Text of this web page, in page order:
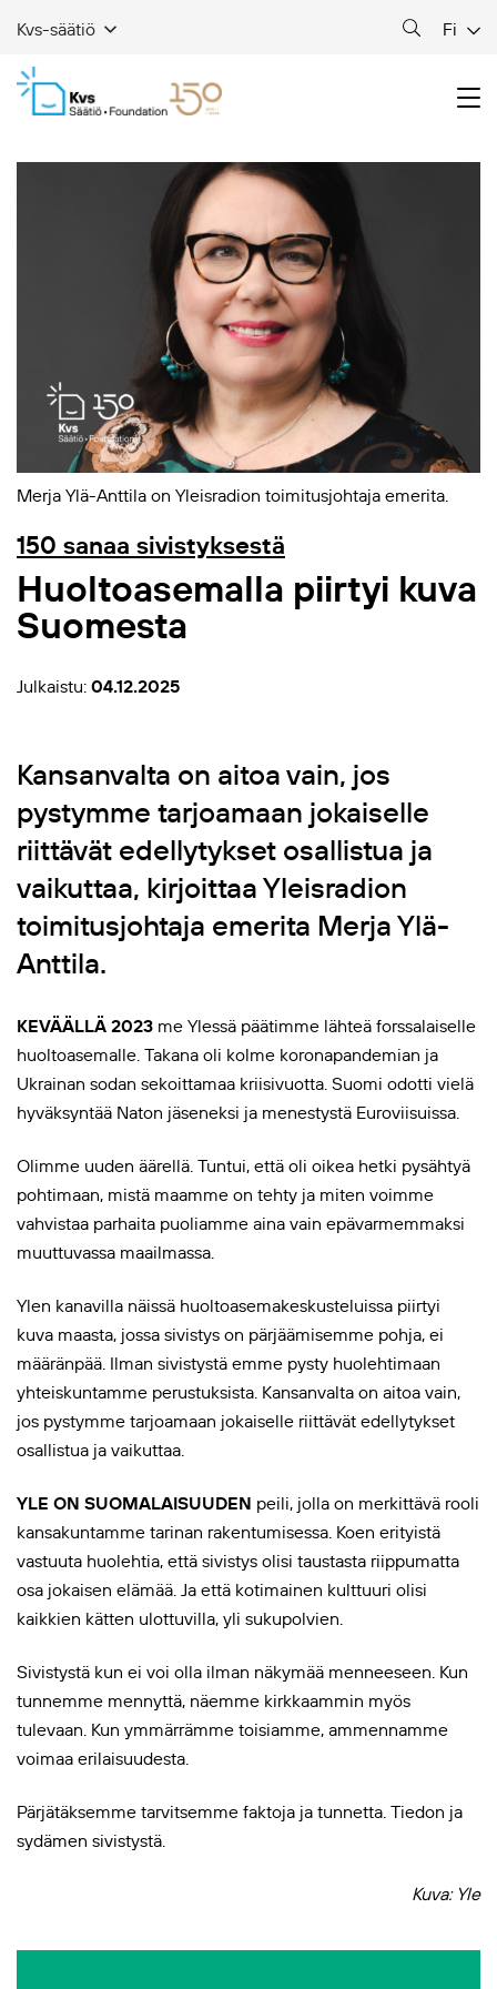
Kvs-säätiö Fi
Merja Ylä-Anttila on Yleisradion toimitusjohtaja emerita.
150 sanaa sivistyksestä
Huoltoasemalla piirtyi kuva
Suomesta
Julkaistu: 04.12.2025
Kansanvalta on aitoa vain, jos
pystymme tarjoamaan jokaiselle
riittävät edellytykset osallistua ja
vaikuttaa, kirjoittaa Yleisradion
toimitusjohtaja emerita Merja Ylä-
Anttila.
KEVÄÄLLÄ 2023 me Ylessä päätimme lähteä forssalaiselle
huoltoasemalle. Takana oli kolme koronapandemian ja
Ukrainan sodan sekoittamaa kriisivuotta. Suomi odotti vielä
hyväksyntää Naton jäseneksi ja menestystä Euroviisuissa.
Olimme uuden äärellä. Tuntui, että oli oikea hetki pysähtyä
pohtimaan, mistä maamme on tehty ja miten voimme
vahvistaa parhaita puoliamme aina vain epävarmemmaksi
muuttuvassa maailmassa.
Ylen kanavilla näissä huoltoasemakeskusteluissa piirtyi
kuva maasta, jossa sivistys on pärjäämisemme pohja, ei
määränpää. Ilman sivistystä emme pysty huolehtimaan
yhteiskuntamme perustuksista. Kansanvalta on aitoa vain,
jos pystymme tarjoamaan jokaiselle riittävät edellytykset
osallistua ja vaikuttaa.
YLE ON SUOMALAISUUDEN peili, jolla on merkittävä rooli
kansakuntamme tarinan rakentumisessa. Koen erityistä
vastuuta huolehtia, että sivistys olisi taustasta riippumatta
osa jokaisen elämää. Ja että kotimainen kulttuuri olisi
kaikkien kätten ulottuvilla, yli sukupolvien.
Sivistystä kun ei voi olla ilman näkymää menneeseen. Kun
tunnemme mennyttä, näemme kirkkaammin myös
tulevaan. Kun ymmärrämme toisiamme, ammennamme
voimaa erilaisuudesta.
Pärjätäksemme tarvitsemme faktoja ja tunnetta. Tiedon ja
sydämen sivistystä.
Kuva: Yle